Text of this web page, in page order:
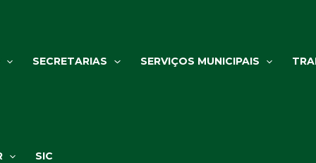
SECRETARIAS SERVIÇOS MUNICIPAIS
SIC